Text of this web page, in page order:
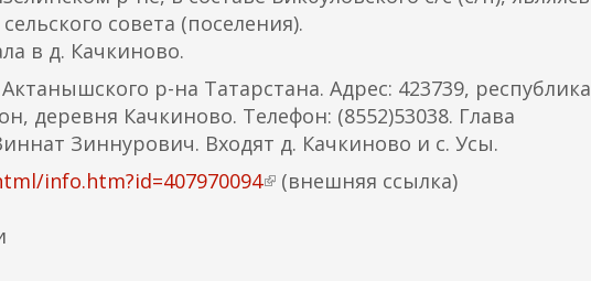
совета (поселения).
в д. Качкиново.
р-на Татарстана. Адрес: 423739, республика
деревня Качкиново. Телефон: (8552)53038. Глава
Зиннурович. Входят д. Качкиново и с. Усы.
info.htm?id=407970094( (внешняя ссылка)